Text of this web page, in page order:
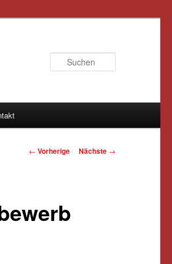
Artikelnavigation
← Vorherige Nächste →